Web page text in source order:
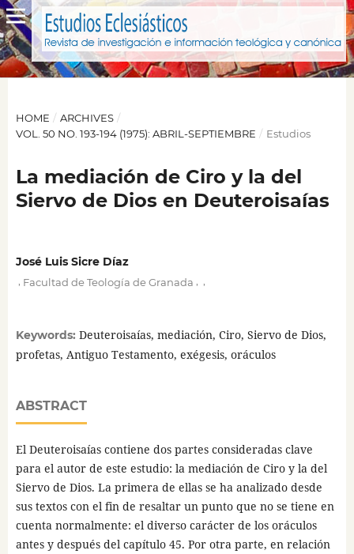
HOME / ARCHIVES /
VOL. 50 NO. 193-194 (1975): ABRIL-SEPTIEMBRE / Estudios
La mediación de Ciro y la del
Siervo de Dios en Deuteroisaías
José Luis Sicre Díaz
Facultad de Teología de Granada
Keywords: Deuteroisaías, mediación, Ciro, Siervo de Dios,
profetas, Antiguo Testamento, exégesis, oráculos
ABSTRACT
El Deuteroisaías contiene dos partes consideradas clave
para el autor de este estudio: la mediación de Ciro y la del
Siervo de Dios. La primera de ellas se ha analizado desde
sus textos con el fin de resaltar un punto que no se tiene en
cuenta normalmente: el diverso carácter de los oráculos
antes y después del capítulo 45. Por otra parte, en relación